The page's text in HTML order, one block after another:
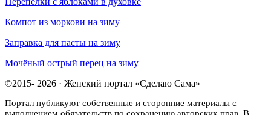
Компот из моркови на зиму
Заправка для пасты на зиму
Мочёный острый перец на зиму
©2015- 2026 · Женский портал «Сделаю Сама»
Портал публикуют собственные и сторонние материалы с